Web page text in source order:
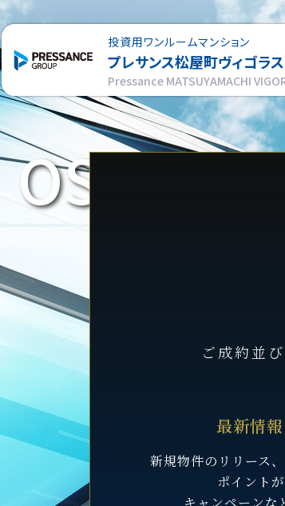
投資用ワンルームマンション
プレサンス松屋町ヴィゴラス
Pressance MATSUYAMACHI
ご成約並
最新情
新規物件のリリース
ポイント
OSAKA